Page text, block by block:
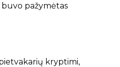
buvo pažymėtas
kryptimi,